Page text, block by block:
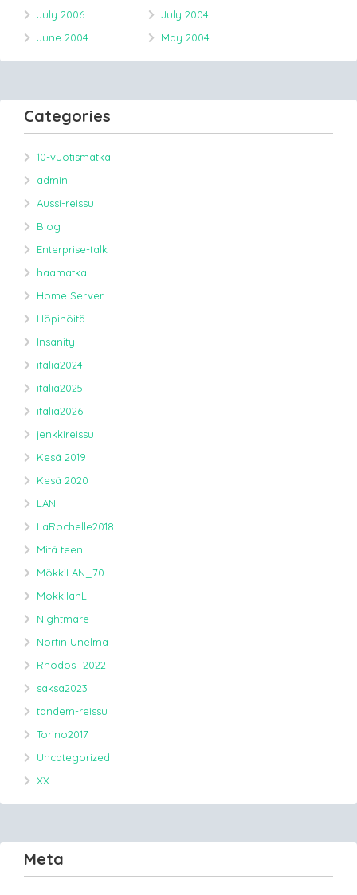
July 2006
July 2004
June 2004
May 2004
Categories
10-vuotismatka
admin
Aussi-reissu
Blog
Enterprise-talk
haamatka
Home Server
Höpinöitä
Insanity
italia2024
italia2025
italia2026
jenkkireissu
Kesä 2019
Kesä 2020
LAN
LaRochelle2018
Mitä teen
MökkiLAN_70
MokkilanL
Nightmare
Nörtin Unelma
Rhodos_2022
saksa2023
tandem-reissu
Torino2017
Uncategorized
XX
Meta